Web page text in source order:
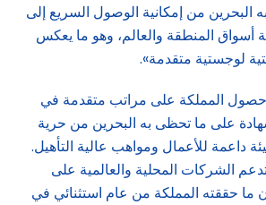
البحرين من إمكانية الوصول السريع إلى
أسواق المنطقة والعالم، وهو ما يعكس
لوجستية متقدمة».
حصول المملكة على مراتب متقدمة في
على ما تحظى به البحرين من حرية
داعمة للأعمال ومواهب عالية التأهيل.
الشركات المحلية والعالمية على
ما حققته المملكة من عام استثنائي في